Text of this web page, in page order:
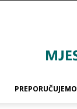
PREPORUČUJEMO